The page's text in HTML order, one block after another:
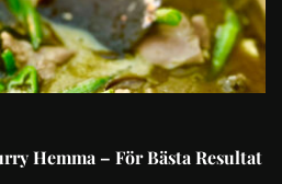
Hemma – För Bästa Resultat